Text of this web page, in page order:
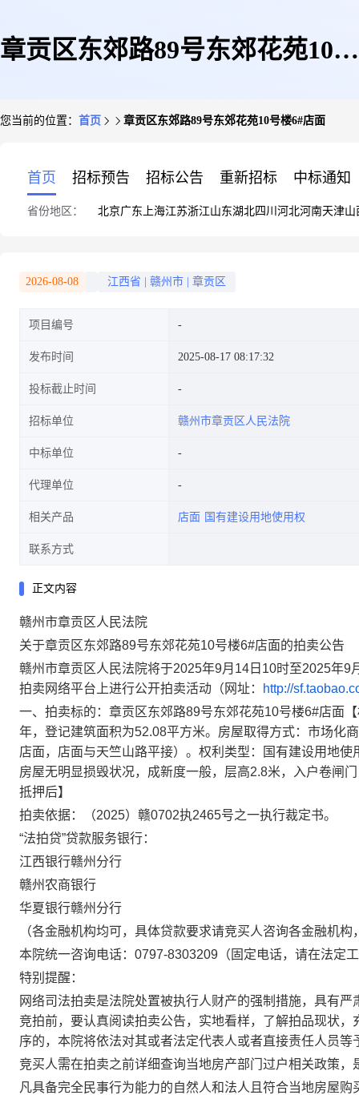
章贡区东郊路89号东郊花苑10号
您当前的位置： 首页 章贡区东郊路89号东郊花苑10号楼6#店面
首页 招标预告 招标公告 重新招标 中标通知
省份地区： 北京广东 上海江苏浙江山东湖北四川 河北河南天津山
2026-08-08 江西省 赣州市 章贡区
项目编号
发布时间 2025-08-17 08:17:32
投标截止时间
招标单位 赣州市章贡区人民法院
中标单位
代理单位
相关产品 店面 国有建设用地使用权
联系方式
正文内容
赣州市章贡区人民法院
关于章贡区东郊路89号东郊花苑10号楼6#店面的拍卖公告
赣州市章贡区人民法院将于2025年9月 14 日 10时至2025年9
拍卖网络平台上进行公开拍卖活动（网址：
http://
一、拍卖标的：章贡区东郊路89号东郊花苑10号楼6#店面
年，登记建筑面积为52.08平方米。房屋取得方式：市场化
店面，店面与天竺山路平接）。权利类型：国有建设用地
房屋无明显损毁状况，成新度一般，层高2.8米，入户卷闸
抵押后】
拍卖依据：（2025）赣0702执2465号之一执行裁定书。
“法拍贷”贷款服务银行：
江西银行赣州分行
赣州农商银行
华夏银行赣州分行
（各金融机构均可，具体贷款要求请竞买人咨询各金融机
本院统一咨询电话： 0797-8303209 （固定电话，请在法定
特别提醒：
网络司法拍卖是法院处置被执行人财产的强制措施，具有
竞拍前，要认真阅读拍卖公告，实地看样，了解拍品现状
序的，本院将依法对其或者法定代表人或者直接责任人员等
竞买人需在拍卖之前详细查询当地房产部门过户相关政策
凡具备完全民事行为能力的自然人和法人且符合当地房屋